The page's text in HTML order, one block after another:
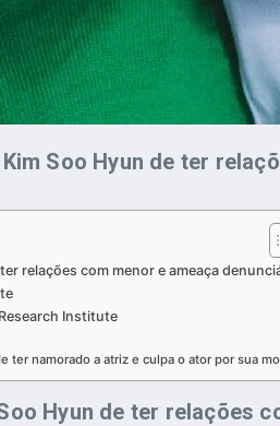
relações com menor e ameaça
Institute
ter namorado a atriz e culpa o ator por sua
Hyun de ter relações